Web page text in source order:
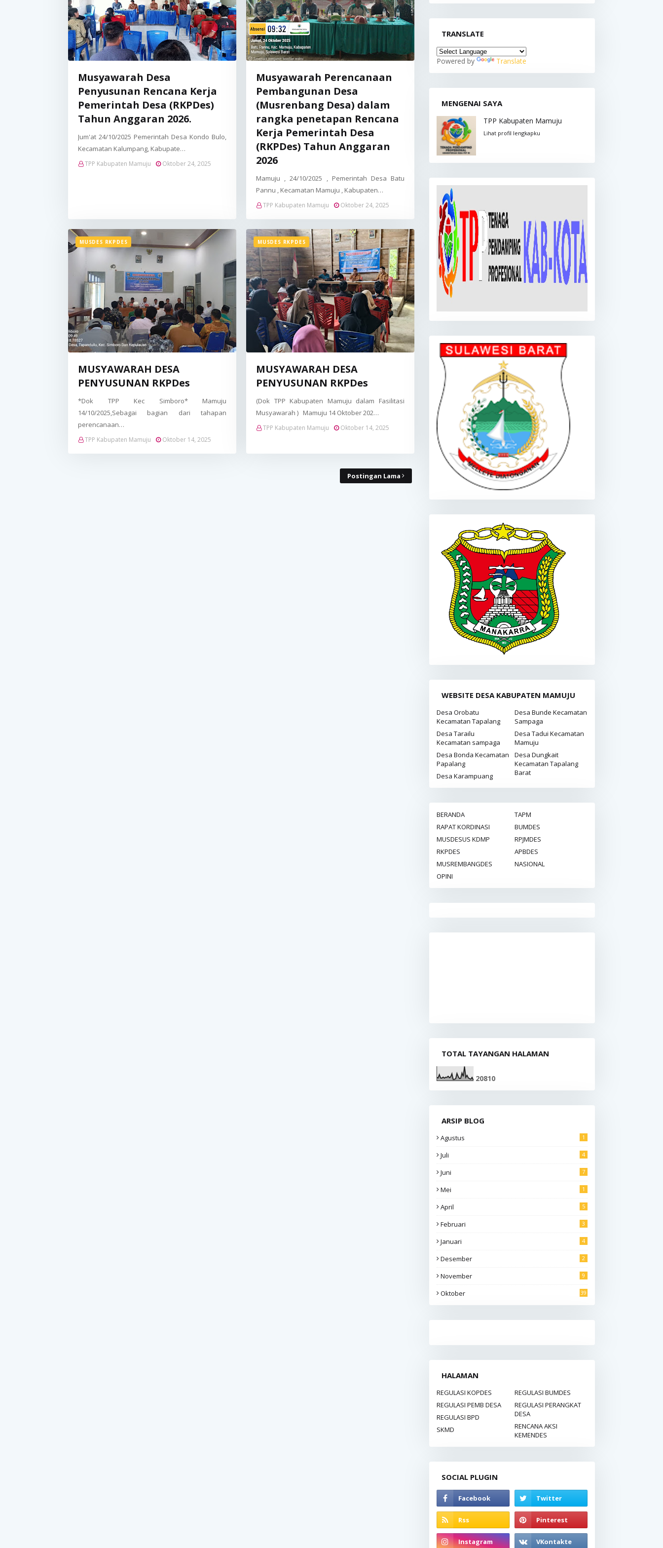
Musyawarah Desa
Penyusunan Rencana Kerja
Pemerintah Desa (RKPDes)
Tahun Anggaran 2026.
Jum'at 24/10/2025 Pemerintah Desa Kondo Bulo,
Kecamatan Kalumpang, Kabupate…
TPP Kabupaten Mamuju Oktober 24, 2025
Musyawarah Perencanaan
Pembangunan Desa
(Musrenbang Desa) dalam
rangka penetapan Rencana
Kerja Pemerintah Desa
(RKPDes) Tahun Anggaran
2026
Mamuju , 24/10/2025 , Pemerintah Desa Batu
Pannu , Kecamatan Mamuju , Kabupaten…
TPP Kabupaten Mamuju Oktober 24, 2025
MUSDES RKPDES
MUSYAWARAH DESA
PENYUSUNAN RKPDes
*Dok TPP Kec Simboro* Mamuju
14/10/2025,Sebagai bagian dari tahapan
perencanaan…
TPP Kabupaten Mamuju Oktober 14, 2025
MUSDES RKPDES
MUSYAWARAH DESA
PENYUSUNAN RKPDes
(Dok TPP Kabupaten Mamuju dalam Fasilitasi
Musyawarah ) Mamuju 14 Oktober 202…
TPP Kabupaten Mamuju Oktober 14, 2025
Postingan Lama
TRANSLATE
Powered by Translate
MENGENAI SAYA
TPP Kabupaten Mamuju
Lihat profil lengkapku
WEBSITE DESA KABUPATEN MAMUJU
Desa Orobatu
Kecamatan Tapalang
Desa Bunde Kecamatan
Sampaga
Desa Tarailu
Kecamatan sampaga
Desa Tadui Kecamatan
Mamuju
Desa Bonda Kecamatan
Papalang
Desa Dungkait
Kecamatan Tapalang
Barat
Desa Karampuang
BERANDA
TAPM
RAPAT KORDINASI
BUMDES
MUSDESUS KDMP
RPJMDES
RKPDES
APBDES
MUSREMBANGDES
NASIONAL
OPINI
TOTAL TAYANGAN HALAMAN
20810
ARSIP BLOG
Agustus 1
Juli 4
Juni 7
Mei 1
April 5
Februari 3
Januari 4
Desember 2
November 9
Oktober 39
HALAMAN
REGULASI KOPDES
REGULASI BUMDES
REGULASI PEMB DESA
REGULASI PERANGKAT
DESA
REGULASI BPD
RENCANA AKSI
KEMENDES
SKMD
SOCIAL PLUGIN